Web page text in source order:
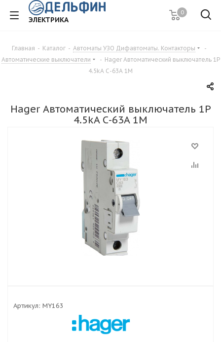
ЭЛЕКТРИКА
0
Главная - Каталог - Автоматы УЗО Дифавтоматы. Контакторы
-
Автоматические выключатели
- Hager Автоматический выключатель 1P
4.5kA С-63A 1M
Hager Автоматический выключатель 1P
4.5kA С-63A 1M
Артикул: MY163